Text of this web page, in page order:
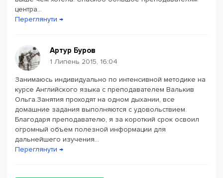
центра...
Переглянути →
Артур Буров
1 Липень 2015, 16:04
Занимаюсь индивидуально по интенсивной методике на
курсе Английского языка с преподавателем Валькив
Ольга.Занятия проходят на одном дыхании, все
домашние задания выполняются с удовольствием.
Благодаря преподавателю, я за короткий срок освоил
огромный объем полезной информации для
дальнейшего изучения...
Переглянути →